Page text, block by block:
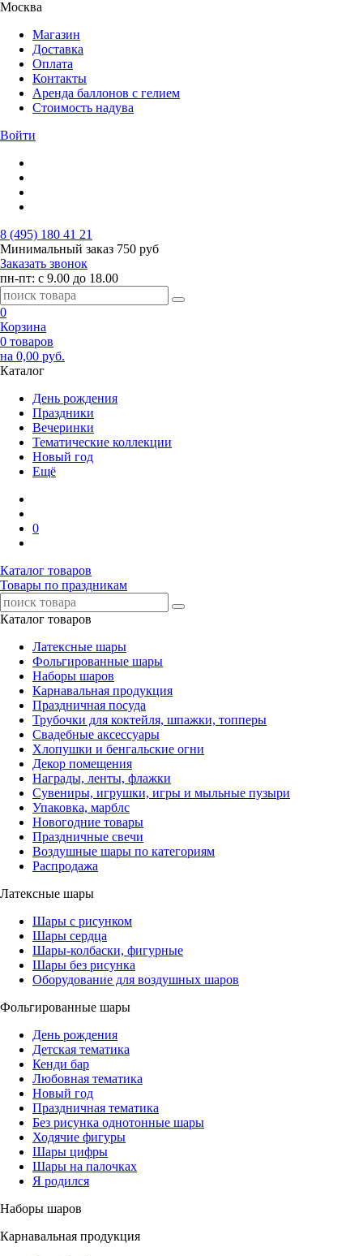
Москва
Магазин
Доставка
Оплата
Контакты
Аренда баллонов с гелием
Стоимость надува
Войти
8 (495) 180 41 21
Минимальный заказ 750 руб
Заказать звонок
пн-пт: с 9.00 до 18.00
0
Корзина
0 товаров
на 0,00 руб.
Каталог
День рождения
Праздники
Вечеринки
Тематические коллекции
Новый год
Ещё
0
Каталог товаров
Товары по праздникам
Каталог товаров
Латексные шары
Фольгированные шары
Наборы шаров
Карнавальная продукция
Праздничная посуда
Трубочки для коктейля, шпажки, топперы
Свадебные аксессуары
Хлопушки и бенгальские огни
Декор помещения
Награды, ленты, флажки
Сувениры, игрушки, игры и мыльные пузыри
Упаковка, марблс
Новогодние товары
Праздничные свечи
Воздушные шары по категориям
Распродажа
Латексные шары
Шары с рисунком
Шары сердца
Шары-колбаски, фигурные
Шары без рисунка
Оборудование для воздушных шаров
Фольгированные шары
День рождения
Детская тематика
Кенди бар
Любовная тематика
Новый год
Праздничная тематика
Без рисунка однотонные шары
Ходячие фигуры
Шары цифры
Шары на палочках
Я родился
Наборы шаров
Карнавальная продукция